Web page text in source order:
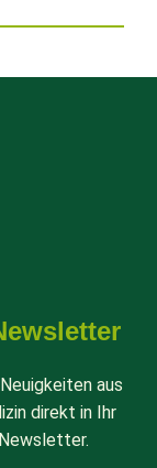
aus
direkt in Ihr